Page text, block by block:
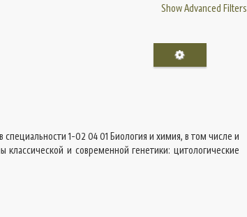
Show Advanced Filters
1-02 04 01 Биология и химия, в том числе и
и современной генетики: цитологические